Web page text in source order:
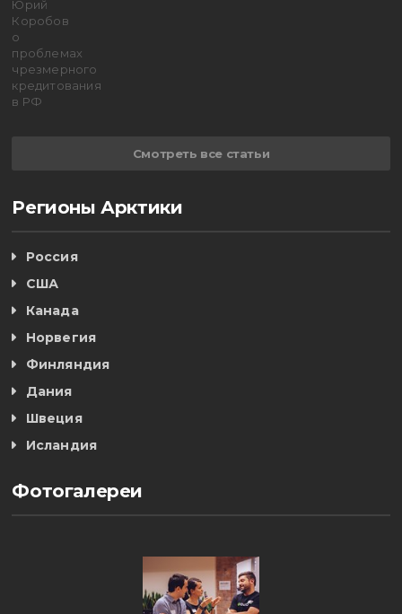
Смотреть все статьи
Регионы Арктики
Россия
США
Канада
Норвегия
Финляндия
Дания
Швеция
Исландия
Фотогалереи